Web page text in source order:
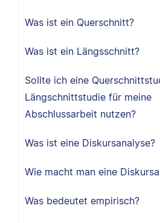
Was ist ein Querschnitt?
Was ist ein Längsschnitt?
Sollte ich eine
Längschnittstudie für meine
Abschlussarbeit nutzen?
Was ist eine Diskursanalyse?
Wie macht man eine
Was bedeutet empirisch?